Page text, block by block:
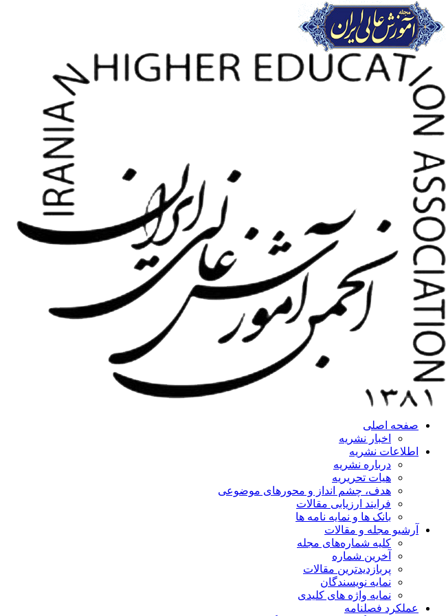
صفحه اصلی
اخبار نشریه
اطلاعات نشریه
درباره نشریه
هیات تحریریه
هدف، چشم انداز و محورهای موضوعی
فرایند ارزیابی مقالات
بانک ها و نمایه نامه ها
آرشیو مجله و مقالات
کلیه شماره‌های مجله
آخرین شماره
پربازدیدترین مقالات
نمایه نویسندگان
نمایه واژه های کلیدی
عملکرد فصلنامه